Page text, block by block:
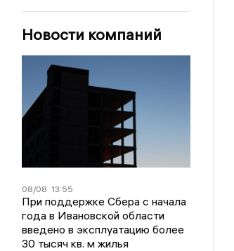
Новости компаний
08/08 13:55
При поддержке Сбера с начала
года в Ивановской области
введено в эксплуатацию более
30 тысяч кв. м жилья